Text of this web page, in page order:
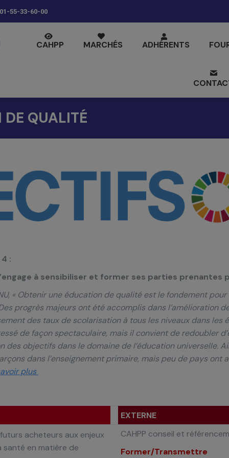
01-55-33-60-00
CAHPP MARCHÉS ADHÉRENTS
QUALITÉ
:
à sensibiliser et former ses parties prenantes
« Obtenir une éducation de qualité est le fondement
progrès majeurs ont été accomplis dans l’amélioration
des taux de scolarisation à tous les niveaux dans
de façon spectaculaire, mais il convient de redoubler
des objectifs dans le domaine de l’éducation universelle.
dans l’enseignement primaire, mais peu de pays
plus
EXTERNE
acheteurs aux enjeux
santé en matière de
CAHPP conseil et
Former/Transmettre